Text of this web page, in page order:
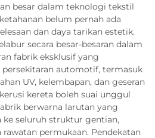
besar dalam teknologi tekstil
belum pernah ada
dan daya tarikan estetik.
secara besar-besaran dalam
fabrik eksklusif yang
automotif, termasuk
UV, kelembapan, dan geseran
kereta boleh suai unggul
berwarna larutan yang
seluruh struktur gentian,
permukaan. Pendekatan